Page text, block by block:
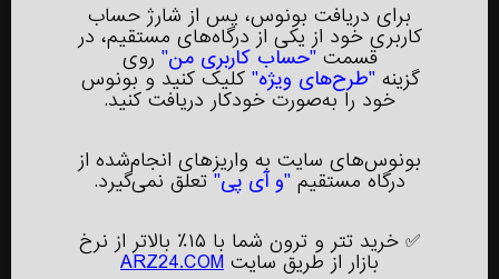
برای دریافت بونوس، پس از شارژ حساب
کاربری خود از یکی از درگاه‌های مستقیم، در
قسمت "حساب کاربری من" روی
گزینه"طرح‌های ویژه" کلیک کنید و بونوس
خود را به‌صورت خودکار دریافت کنید.
بونوس‌های سایت به واریزهای انجام‌شده از
درگاه مستقیم "و آی پی"تعلق نمی‌گیرد.
✅
خرید تتر و ترون شما با ۱۵٪ بالاتر از نرخ
بازار از طریق سایت ARZ24.COM